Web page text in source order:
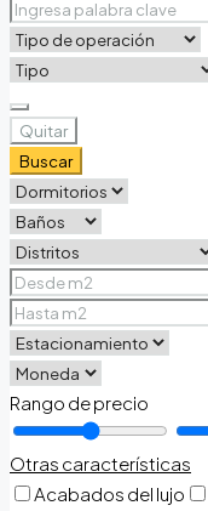
Quitar
Buscar
Rango de precio
Otras características
Acabados del lujo